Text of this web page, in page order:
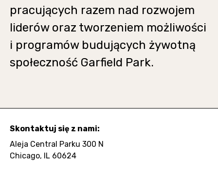
pracujących razem nad rozwojem
liderów oraz tworzeniem możliwości
i programów budujących żywotną
społeczność Garfield Park.
Skontaktuj się z nami:
Aleja Central Parku 300 N
Chicago, IL 60624